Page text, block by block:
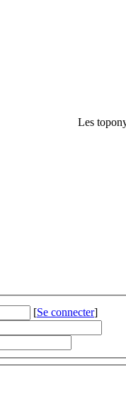
Les
[Se connecter]